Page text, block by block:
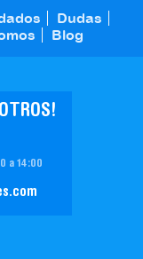
Dudas
Blog
a 14:00